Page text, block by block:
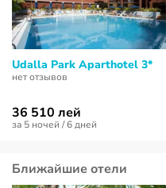
Udalla Park Aparthotel 3*
нет отзывов
36 510 лей
за 5 ночей / 6 дней
Ближайшие отели